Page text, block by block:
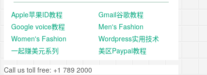
Apple苹果ID教程
Gmail谷歌教程
Google voice教程
Men's Fashion
Women's Fashion
Wordpress实用技术
一起赚美元系列
美区Paypal教程
Call us toll free: +1 789 2000